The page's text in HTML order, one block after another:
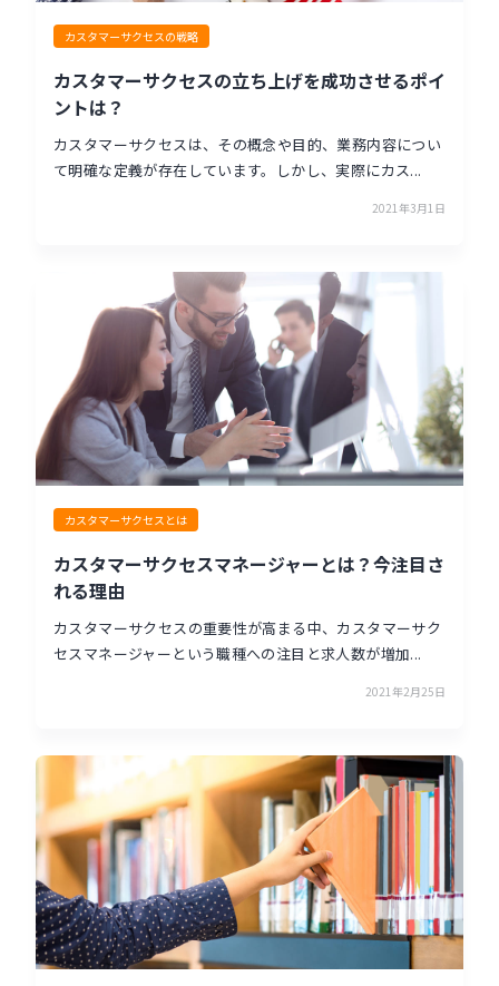
カスタマーサクセスの戦略
カスタマーサクセスの立ち上げを成功させるポイ
ントは？
カスタマーサクセスは、その概念や目的、業務内容につい
て明確な定義が存在しています。しかし、実際にカス...
2021年3月1日
カスタマーサクセスとは
カスタマーサクセスマネージャーとは？今注目さ
れる理由
カスタマーサクセスの重要性が高まる中、カスタマーサク
セスマネージャーという職種への注目と求人数が増加...
2021年2月25日